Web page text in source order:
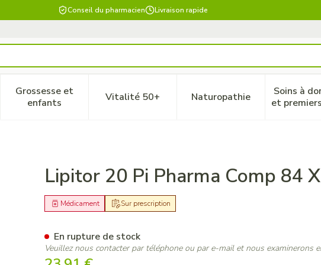
Conseil du pharmacien Livraison rapide
Beauté, soins et hygiène
menu pour la catégorie Régime, alimentation & vitamines
Grossesse et
enfantsAfficher le sous-menu pour la catégorie Grossesse et enfants
Vitalité 50+Afficher le sous-menu pour la catégorie
NaturopathieAfficher le sous-menu
Soins à
et
X 20mg Pip
Lipitor 20 Pi Pharma Comp 84
Sur prescription
Médicament
En rupture de stock
Veuillez nous contacter par téléphone ou par e-mail et nous examinerons